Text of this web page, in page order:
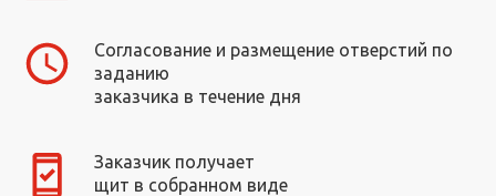
Согласование и размещение отверстий по
заданию
заказчика в течение дня
Заказчик получает
щит в собранном виде